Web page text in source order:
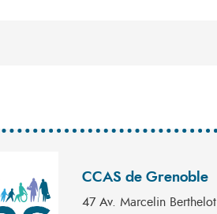
CCAS de Grenoble
47 Av. Marcelin Berthelot